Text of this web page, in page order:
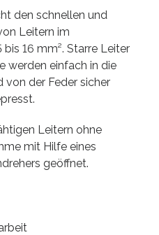
den schnellen und
Leitern im
16 mm². Starre Leiter
werden einfach in die
der Feder sicher
Leitern ohne
mit Hilfe eines
geöffnet.